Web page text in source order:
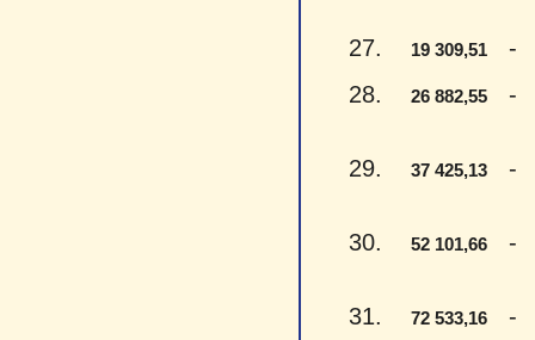
27. 19 309,51
-
28.
26 882,55 -
29. 37 425,13 -
30. 52 101,66 -
31. 72 533,16 -